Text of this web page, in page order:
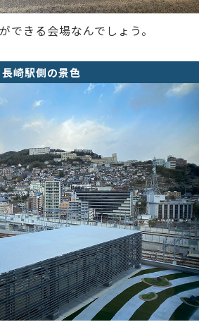
できる会場なんでしょう。
長崎駅側の景色